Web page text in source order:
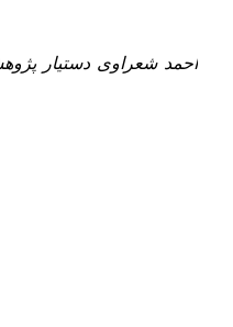
احمد شعراوی دستیار